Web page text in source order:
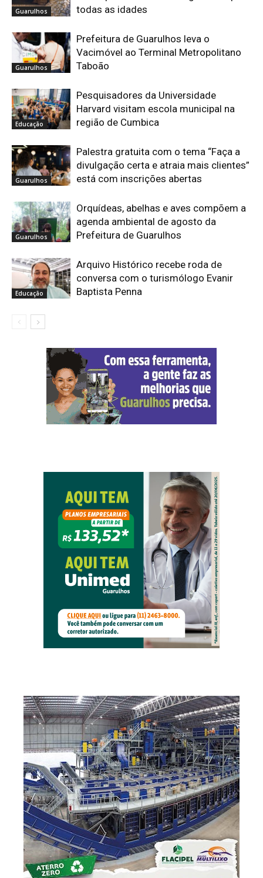
Guarulhos
todas as idades
Guarulhos
Prefeitura de Guarulhos leva o
Vacimóvel ao Terminal Metropolitano
Taboão
Educação
Pesquisadores da Universidade
Harvard visitam escola municipal na
região de Cumbica
Guarulhos
Palestra gratuita com o tema “Faça a
divulgação certa e atraia mais clientes”
está com inscrições abertas
Guarulhos
Orquídeas, abelhas e aves compõem a
agenda ambiental de agosto da
Prefeitura de Guarulhos
Educação
Arquivo Histórico recebe roda de
conversa com o turismólogo Evanir
Baptista Penna